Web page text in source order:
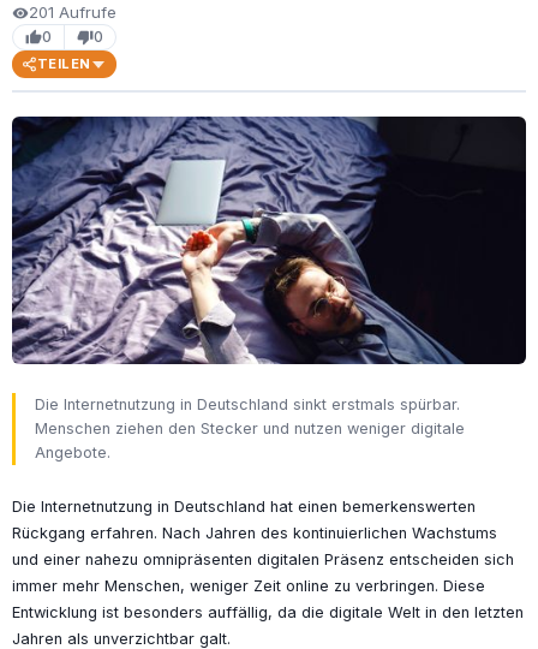
visibility201 Aufrufe
thumb_up0 thumb_down0
TEILEN
Die Internetnutzung in Deutschland sinkt erstmals spürbar.
Menschen ziehen den Stecker und nutzen weniger digitale
Angebote.
Die Internetnutzung in Deutschland hat einen bemerkenswerten
Rückgang erfahren. Nach Jahren des kontinuierlichen Wachstums
und einer nahezu omnipräsenten digitalen Präsenz entscheiden sich
immer mehr Menschen, weniger Zeit online zu verbringen. Diese
Entwicklung ist besonders auffällig, da die digitale Welt in den letzten
Jahren als unverzichtbar galt.